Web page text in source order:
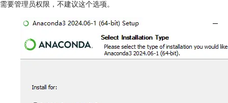
需要管理员权限，不建议这个选项。